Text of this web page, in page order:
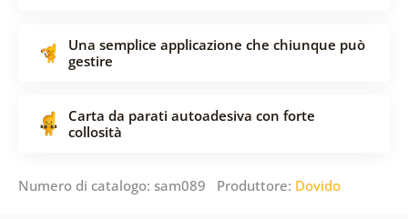
Una semplice applicazione che chiunque può
gestire
Carta da parati autoadesiva con forte
collosità
Numero di catalogo: sam089 Produttore: Dovido